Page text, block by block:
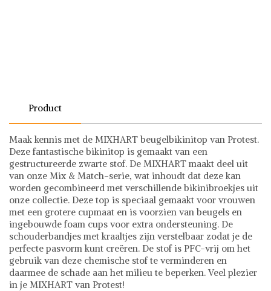
Product
Maak kennis met de MIXHART beugelbikinitop van Protest.
Deze fantastische bikinitop is gemaakt van een
gestructureerde zwarte stof. De MIXHART maakt deel uit
van onze Mix & Match-serie, wat inhoudt dat deze kan
worden gecombineerd met verschillende bikinibroekjes uit
onze collectie. Deze top is speciaal gemaakt voor vrouwen
met een grotere cupmaat en is voorzien van beugels en
ingebouwde foam cups voor extra ondersteuning. De
schouderbandjes met kraaltjes zijn verstelbaar zodat je de
perfecte pasvorm kunt creëren. De stof is PFC-vrij om het
gebruik van deze chemische stof te verminderen en
daarmee de schade aan het milieu te beperken. Veel plezier
in je MIXHART van Protest!